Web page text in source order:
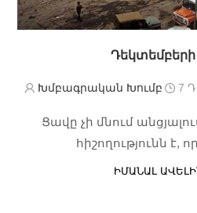
Դեկտեմբերի
Խմբագրական Խումբ 7
Ցավը չի մնում
հիշողությունն է,
ԻՄԱՆԱԼ